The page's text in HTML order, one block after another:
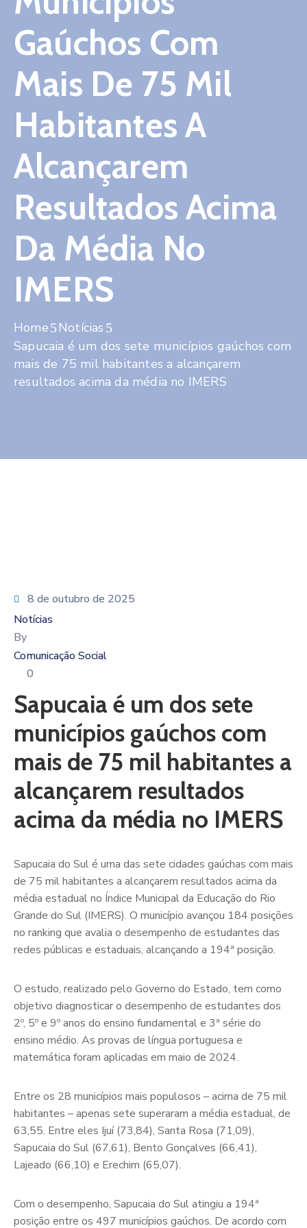
Gaúchos Com
Mais De 75 Mil
Habitantes A
Alcançarem
Resultados Acima
Da Média No
IMERS
Home
Notícias
Sapucaia é um dos sete municípios gaúchos com
mais de 75 mil habitantes a alcançarem
resultados acima da média no IMERS
8 de outubro de 2025
Notícias
By
Comunicação Social
0
Sapucaia é um dos sete
municípios gaúchos com
mais de 75 mil habitantes a
alcançarem resultados
acima da média no IMERS
Sapucaia do Sul é uma das sete cidades gaúchas com mais
de 75 mil habitantes a alcançarem resultados acima da
média estadual no Índice Municipal da Educação do Rio
Grande do Sul (IMERS). O município avançou 184 posições
no ranking que avalia o desempenho de estudantes das
redes públicas e estaduais, alcançando a 194ª posição.
O estudo, realizado pelo Governo do Estado, tem como
objetivo diagnosticar o desempenho de estudantes dos
2º, 5º e 9º anos do ensino fundamental e 3ª série do
ensino médio. As provas de língua portuguesa e
matemática foram aplicadas em maio de 2024.
Entre os 28 municípios mais populosos – acima de 75 mil
habitantes – apenas sete superaram a média estadual, de
63,55. Entre eles Ijuí (73,84), Santa Rosa (71,09),
Sapucaia do Sul (67,61), Bento Gonçalves (66,41),
Lajeado (66,10) e Erechim (65,07).
Com o desempenho, Sapucaia do Sul atingiu a 194ª
posição entre os 497 municípios gaúchos. De acordo com